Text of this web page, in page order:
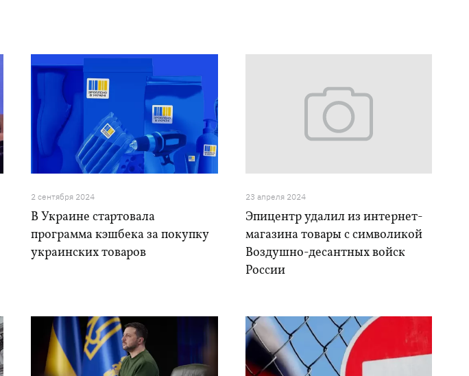
2 сентября 2024
В Украине стартовала
программа кэшбека за покупку
украинских товаров
23 апреля 2024
Эпицентр удалил из интернет-
магазина товары с символикой
Воздушно-десантных войск
России